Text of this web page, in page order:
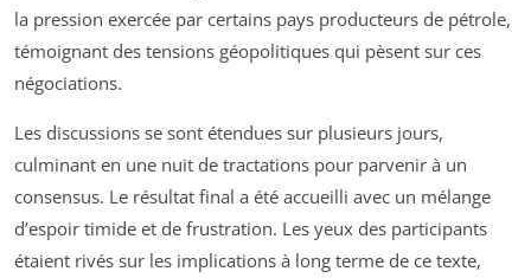
la pression exercée par certains pays producteurs de pétrole,
témoignant des tensions géopolitiques qui pèsent sur ces
négociations.
Les discussions se sont étendues sur plusieurs jours,
culminant en une nuit de tractations pour parvenir à un
consensus. Le résultat final a été accueilli avec un mélange
d’espoir timide et de frustration. Les yeux des participants
étaient rivés sur les implications à long terme de ce texte,